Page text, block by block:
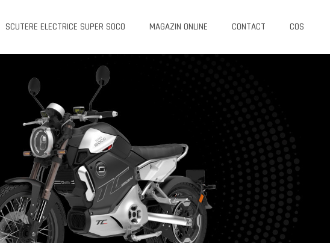
SCUTERE ELECTRICE SUPER SOCO MAGAZIN ONLINE CONTACT COS